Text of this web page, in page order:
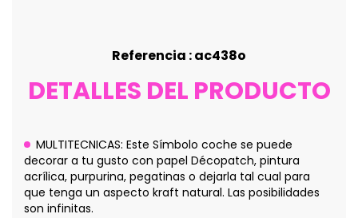
Referencia : ac438o
DETALLES DEL PRODUCTO
MULTITECNICAS: Este Símbolo coche se puede
decorar a tu gusto con papel Décopatch, pintura
acrílica, purpurina, pegatinas o dejarla tal cual para
que tenga un aspecto kraft natural. Las posibilidades
son infinitas.